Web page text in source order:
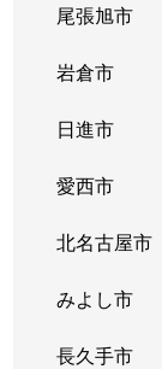
尾張旭市
岩倉市
日進市
愛西市
北名古屋市
みよし市
長久手市